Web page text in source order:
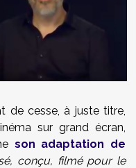
de cesse, à juste titre,
sur grand écran,
son adaptation de
conçu, filmé pour le